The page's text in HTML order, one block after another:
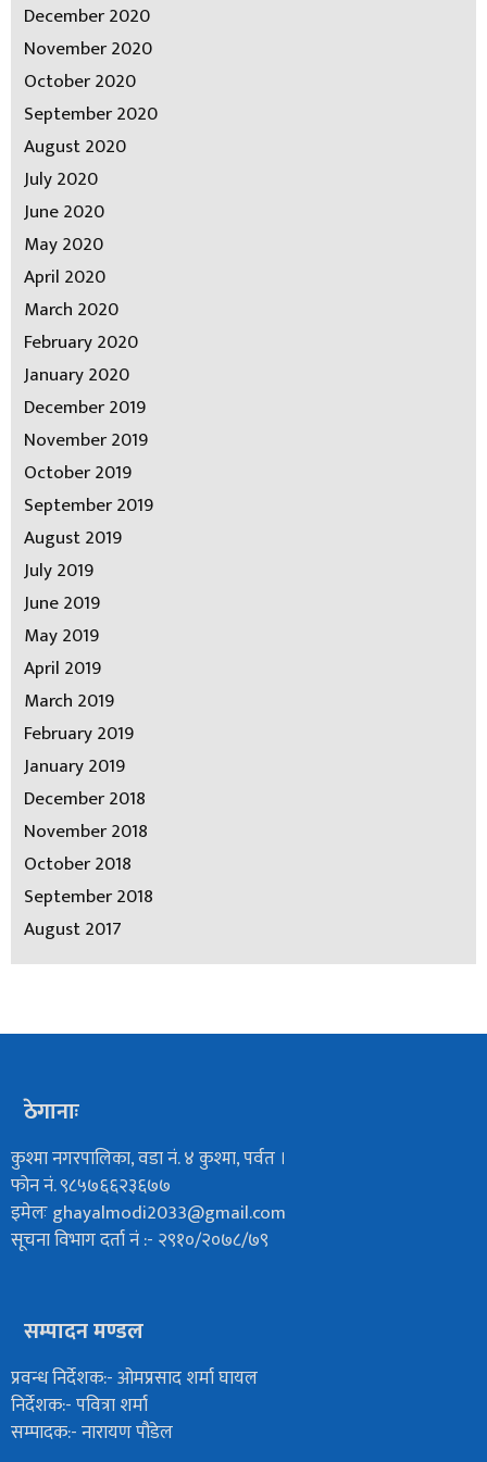
December 2020
November 2020
October 2020
September 2020
August 2020
July 2020
June 2020
May 2020
April 2020
March 2020
February 2020
January 2020
December 2019
November 2019
October 2019
September 2019
August 2019
July 2019
June 2019
May 2019
April 2019
March 2019
February 2019
January 2019
December 2018
November 2018
October 2018
September 2018
August 2017
ठेगानाः
कुश्मा नगरपालिका, वडा नं. ४ कुश्मा, पर्वत ।
फोन नं. ९८५७६६२३६७७
इमेलःghayalmodi2033@gmail.com
सूचना विभाग दर्ता नं :- २९१०/२०७८/७९
सम्पादन मण्डल
प्रवन्ध निर्देशक:- ओमप्रसाद शर्मा घायल
निर्देशक:- पवित्रा शर्मा
सम्पादक:- नारायण पौडेल